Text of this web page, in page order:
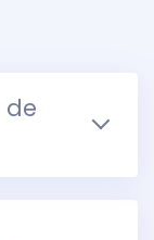
de